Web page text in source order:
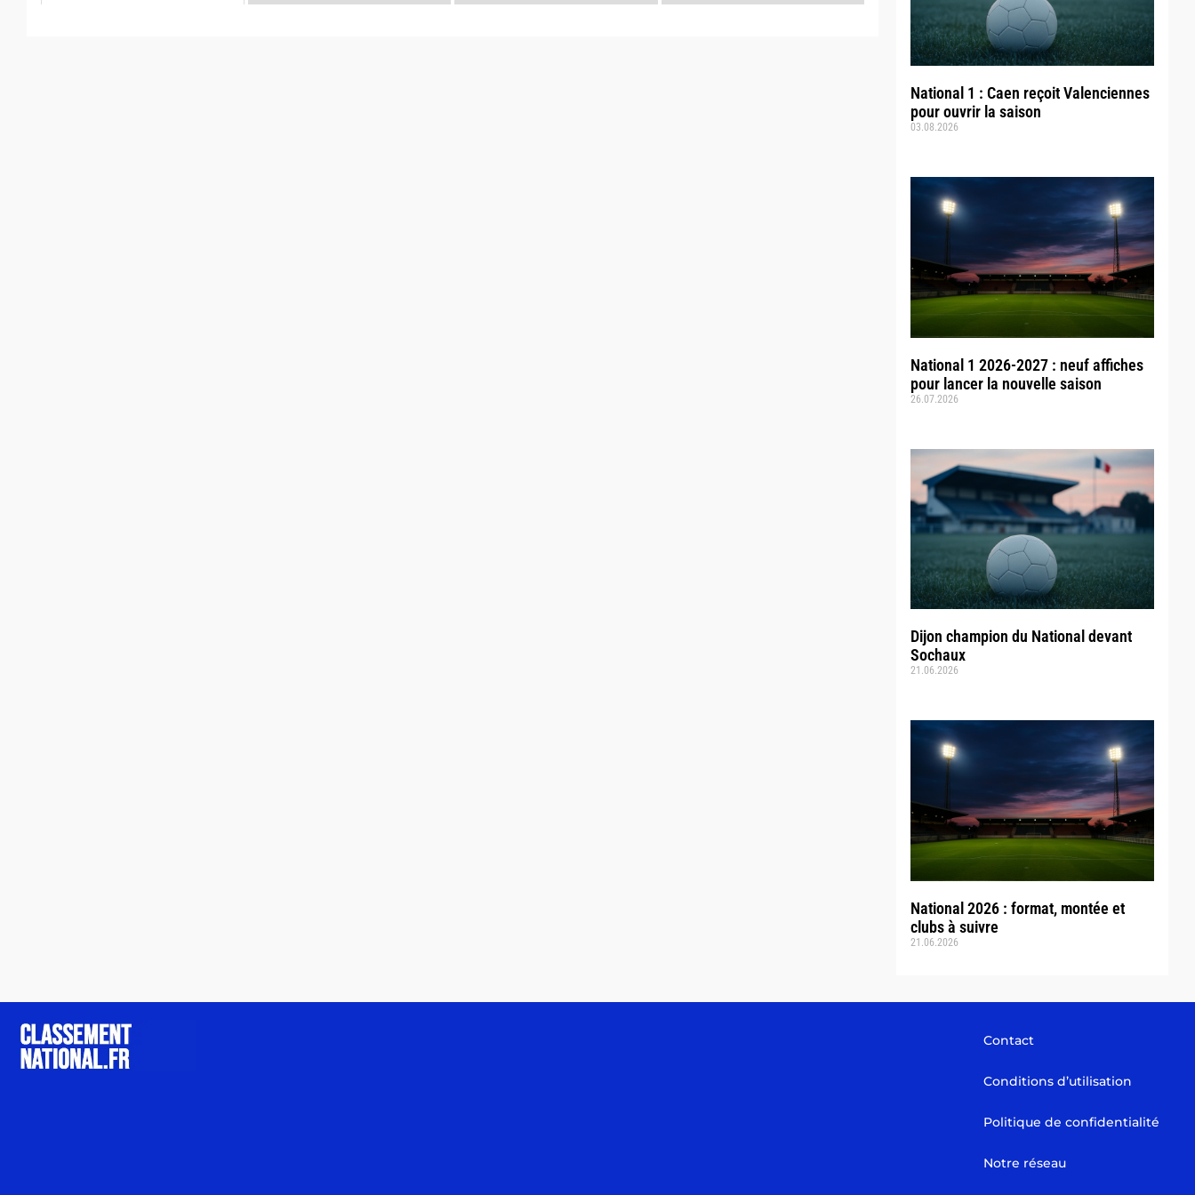
National 1 : Caen reçoit Valenciennes
pour ouvrir la saison
03.08.2026
National 1 2026-2027 : neuf affiches
pour lancer la nouvelle saison
26.07.2026
Dijon champion du National devant
Sochaux
21.06.2026
National 2026 : format, montée et
clubs à suivre
21.06.2026
Contact
Conditions d’utilisation
Politique de confidentialité
Notre réseau